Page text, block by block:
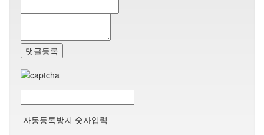
댓글등록
자동등록방지 숫자입력